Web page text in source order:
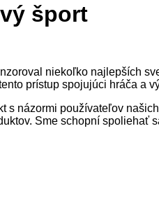
šport
niekoľko najlepších
prístup spojujúci hráča a
s názormi používateľov
Sme schopní spoliehať